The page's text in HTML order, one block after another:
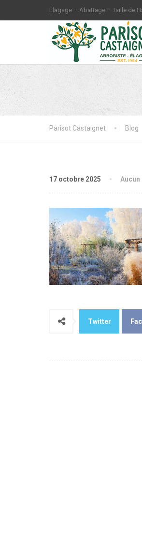
Elagage – Abattage – Taille de
Parisot Castaignet Blog
17 octobre 2025
Twitter